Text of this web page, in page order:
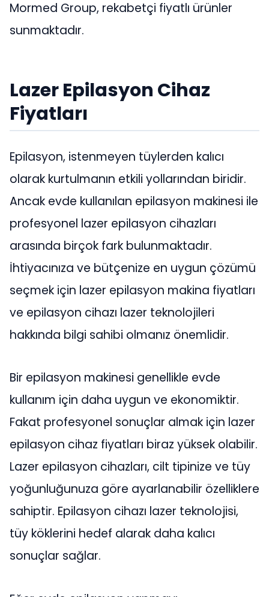
Mormed Group, rekabetçi fiyatlı ürünler
sunmaktadır.
Lazer Epilasyon Cihaz
Fiyatları
Epilasyon, istenmeyen tüylerden kalıcı
olarak kurtulmanın etkili yollarından biridir.
Ancak evde kullanılan epilasyon makinesi ile
profesyonel lazer epilasyon cihazları
arasında birçok fark bulunmaktadır.
İhtiyacınıza ve bütçenize en uygun çözümü
seçmek için lazer epilasyon makina fiyatları
ve epilasyon cihazı lazer teknolojileri
hakkında bilgi sahibi olmanız önemlidir.
Bir epilasyon makinesi genellikle evde
kullanım için daha uygun ve ekonomiktir.
Fakat profesyonel sonuçlar almak için lazer
epilasyon cihaz fiyatları biraz yüksek olabilir.
Lazer epilasyon cihazları, cilt tipinize ve tüy
yoğunluğunuza göre ayarlanabilir özelliklere
sahiptir. Epilasyon cihazı lazer teknolojisi,
tüy köklerini hedef alarak daha kalıcı
sonuçlar sağlar.